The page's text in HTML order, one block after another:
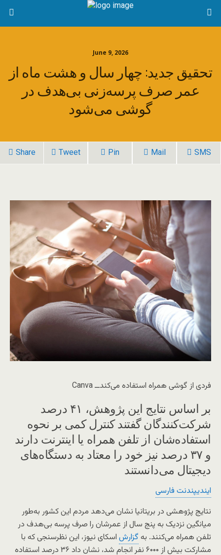
June 9, 2026
تحقیق جدید: چهار سال و هشت ماه از
عمر صرف پرسه‌زنی بی‌هدف در
گوشی می‌شود
Share Tweet Pin Mail SMS
فردی از گوشی همراه استفاده می‌کند‌ــ Canva
بر اساس نتایج این پژوهش، ۴۱ درصد
شرکت‌کنندگان گفتند کنترل کمی بر نحوه
استفاده‌شان از تلفن همراه یا اینترنت دارند
و ۳۷ درصد نیز خود را معتاد به دستگاه‌های
دیجیتال می‌دانستند
ایندیپندنت فارسی
نتایج پژوهشی در بریتانیا نشان می‌دهد مردم این کشور به‌طور
میانگین نزدیک به پنج سال از عمرشان را صرف پرسه بی‌هدف در
تلفن همراه می‌کنند. به گزارش اسکای نیوز، این نظرسنجی که با
مشارکت بیش از ۶۰۰۰ نفر انجام شد، نشان داد ۳۶ درصد استفاده